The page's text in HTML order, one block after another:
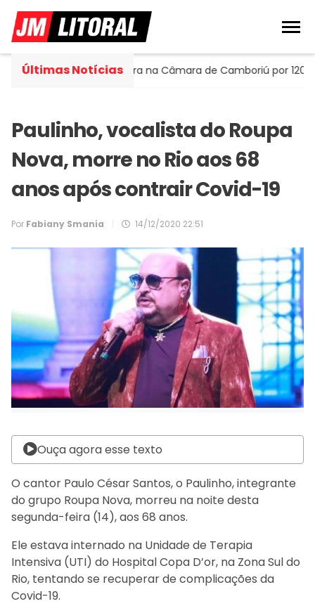
Últimas Notícias
assume cadeira na Câmara de Camboriú por 120 dias
Paulinho, vocalista do Roupa
Nova, morre no Rio aos 68
anos após contrair Covid-19
Por Fabiany Smania 14/12/2020 22:51
Ouça agora esse texto
O cantor Paulo César Santos, o Paulinho, integrante
do grupo Roupa Nova, morreu na noite desta
segunda-feira (14), aos 68 anos.
Ele estava internado na Unidade de Terapia
Intensiva (UTI) do Hospital Copa D’or, na Zona Sul do
Rio, tentando se recuperar de complicações da
Covid-19.